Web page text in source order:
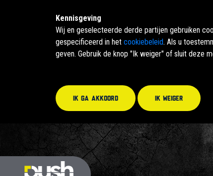
Kennisgeving
Wij en geselecteerde derde partijen gebruiken
gespecificeerd in het cookiebeleid. Als u
geven. Gebruik de knop "Ik weiger" of sluit deze
Ik ga akkoord Ik weiger